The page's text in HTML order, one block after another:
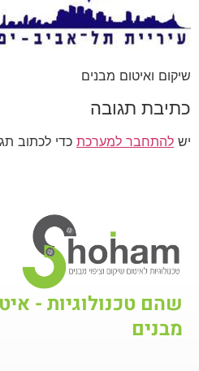
שיקום ואיטום מבנים
כתיבת תגובה
יש להתחבר למערכת כדי לכתוב
שהם טכנולוגיות -
מבנים